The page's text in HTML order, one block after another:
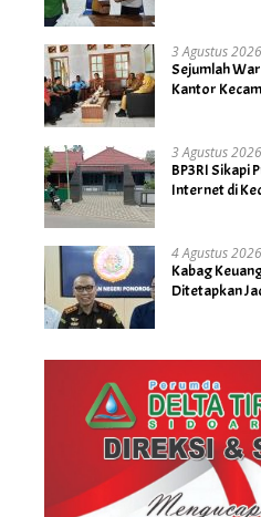
3 Agustus 2026
Sejumlah
Kantor
3 Agustus 2026
BP3RI Sikapi
Internet di
4 Agustus 2026
Kabag
Ditetapkan